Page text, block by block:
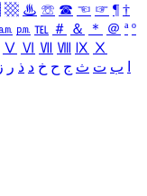
▩ ♨ ☏ ☎ ☜ ☞ ¶ †
㏘ ℡ ＃ ＆ ＊ ＠ ª º
Ⅴ Ⅵ Ⅶ Ⅷ Ⅸ Ⅹ
ب ت ث ج ح خ د ذ ر ز